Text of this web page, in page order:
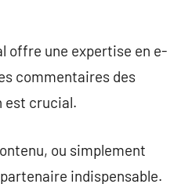
offre une expertise en e-
commentaires des
est crucial.
ou simplement
indispensable.